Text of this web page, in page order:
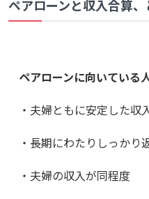
ペアローンと収入合算
ペアローンに向いている
・夫婦ともに安定した収
・長期にわたりしっかり
・夫婦の収入が同程度